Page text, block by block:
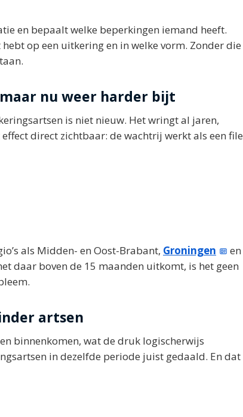
en bepaalt welke beperkingen iemand heeft.
op een uitkering en in welke vorm. Zonder die
nu weer harder bijt
is niet nieuw. Het wringt al jaren,
direct zichtbaar: de wachtrij werkt als een file
als Midden- en Oost-Brabant, Groningen
en
daar boven de 15 maanden uitkomt, is het geen
artsen
binnenkomen, wat de druk logischerwijs
in dezelfde periode juist gedaald. En dat